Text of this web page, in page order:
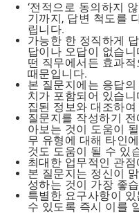
‘전적으로 동의하지
기까지, 답변 척도를
립니다.
가능한 한 정직하게
답이나 오답이 없습
떤 직무에서든 효과
때문입니다.
본 질문지에는 응답
치가 포함되어 있습
집된 정보와 대조하
질문지를 작성하기
아보는 것이 도움이
무 유형에 대해 타인
것도 도움이 될 수 있
최대한 업무적인 관
본 질문지는 정신이
성하는 것이 가장 좋
특별한 요구사항이
수 있도록 즉시 이를